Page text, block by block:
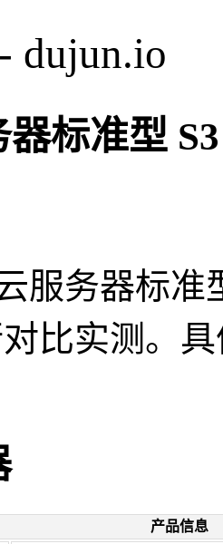
dujun.io
标准型
服务器标准
比实测。
产品信息